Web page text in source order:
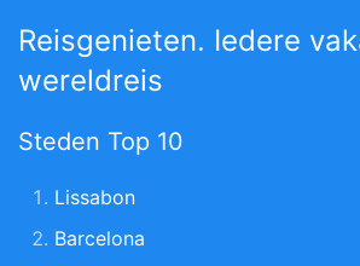
Reisgenieten. Iedere
wereldreis
Steden Top 10
Lissabon
Barcelona